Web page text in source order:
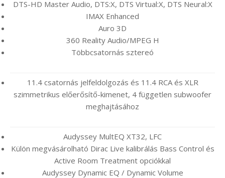
DTS-HD Master Audio, DTS:X, DTS Virtual:X, DTS Neural:X
IMAX Enhanced
Auro 3D
360 Reality Audio/MPEG H
Többcsatornás sztereó
11.4 csatornás jelfeldolgozás és 11.4 RCA és XLR
szimmetrikus előerősítő-kimenet, 4 független subwoofer
meghajtásához
Audyssey MultEQ XT32, LFC
Külön megvásárolható Dirac Live kalibrálás Bass Control és
Active Room Treatment opciókkal
Audyssey Dynamic EQ / Dynamic Volume